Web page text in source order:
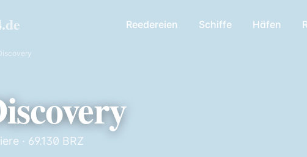
.de Reedereien Schiffe Häfen
· 69.130 BRZ